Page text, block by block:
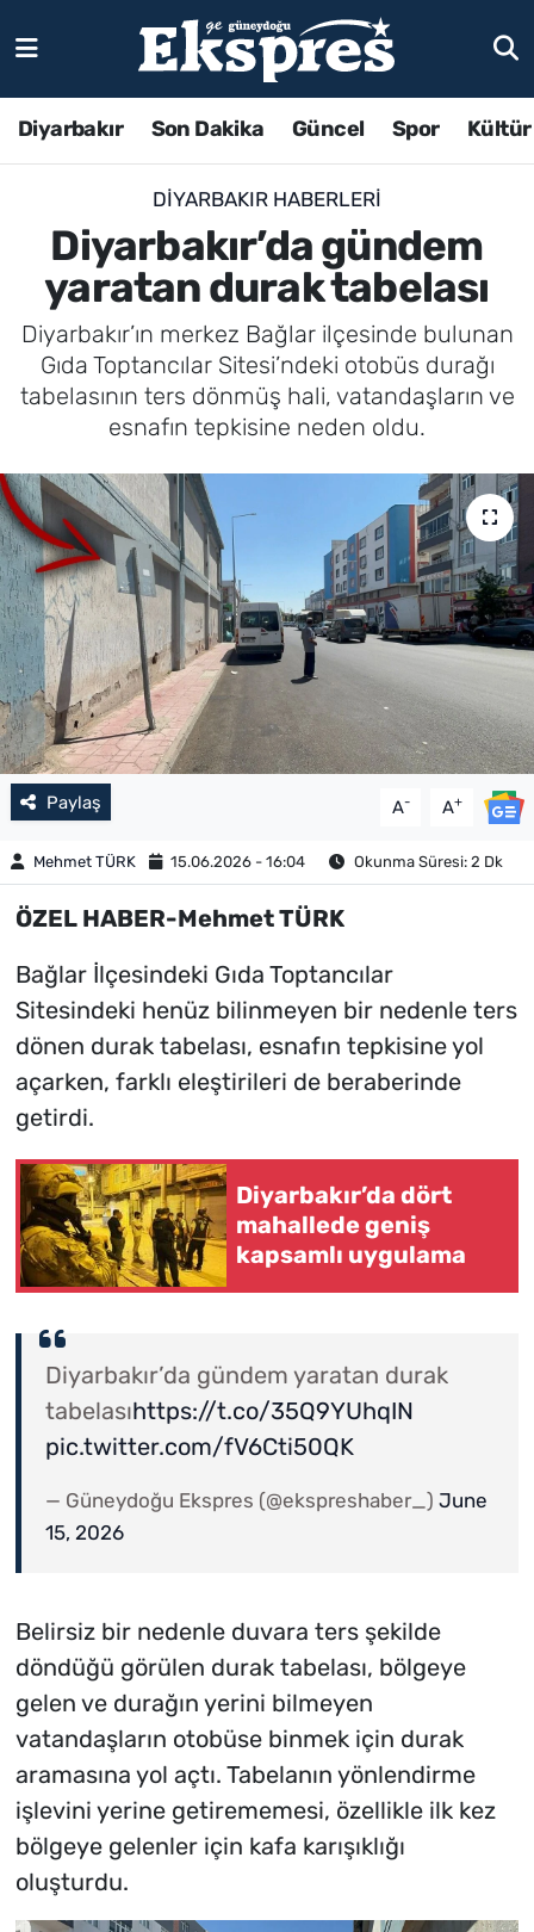
Diyarbakır Son Dakika Güncel Spor
DIYARBAKIR HABERLERI
Diyarbakır’da gündem
yaratan durak tabelası
Diyarbakır’ın merkez Bağlar ilçesinde bulunan
Gıda Toptancılar Sitesi’ndeki otobüs durağı
tabelasının ters dönmüş hali, vatandaşların ve
esnafın tepkisine neden oldu.
Paylaş A- A+
Mehmet TÜRK 15.06.2026 - 16:04 Okunma Süresi: 2 Dk
ÖZEL HABER-Mehmet TÜRK
Bağlar İlçesindeki Gıda Toptancılar
Sitesindeki henüz bilinmeyen bir nedenle ters
dönen durak tabelası, esnafın tepkisine yol
açarken, farklı eleştirileri de beraberinde
getirdi.
Diyarbakır’da dört
mahallede geniş
kapsamlı uygulama
Diyarbakır’da gündem yaratan durak
tabelasıhttps://t.co/35Q9YUhqIN
pic.twitter.com/fV6Cti50QK
— Güneydoğu Ekspres (@ekspreshaber_) June
15, 2026
Belirsiz bir nedenle duvara ters şekilde
döndüğü görülen durak tabelası, bölgeye
gelen ve durağın yerini bilmeyen
vatandaşların otobüse binmek için durak
aramasına yol açtı. Tabelanın yönlendirme
işlevini yerine getirememesi, özellikle ilk kez
bölgeye gelenler için kafa karışıklığı
oluşturdu.